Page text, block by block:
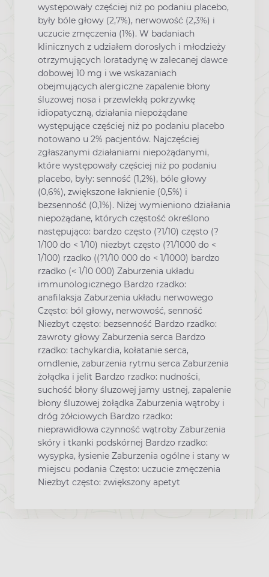
występowały częściej niż po podaniu placebo,
były bóle głowy (2,7%), nerwowość (2,3%) i
uczucie zmęczenia (1%). W badaniach
klinicznych z udziałem dorosłych i młodzieży
otrzymujących loratadynę w zalecanej dawce
dobowej 10 mg i we wskazaniach
obejmujących alergiczne zapalenie błony
śluzowej nosa i przewlekłą pokrzywkę
idiopatyczną, działania niepożądane
występujące częściej niż po podaniu placebo
notowano u 2% pacjentów. Najczęściej
zgłaszanymi działaniami niepożądanymi,
które występowały częściej niż po podaniu
placebo, były: senność (1,2%), bóle głowy
(0,6%), zwiększone łaknienie (0,5%) i
bezsenność (0,1%). Niżej wymieniono działania
niepożądane, których częstość określono
następująco: bardzo często (?1/10) często (?
1/100 do < 1/10) niezbyt często (?1/1000 do <
1/100) rzadko ((?1/10 000 do < 1/1000) bardzo
rzadko (< 1/10 000) Zaburzenia układu
immunologicznego Bardzo rzadko:
anafilaksja Zaburzenia układu nerwowego
Często: ból głowy, nerwowość, senność
Niezbyt często: bezsenność Bardzo rzadko:
zawroty głowy Zaburzenia serca Bardzo
rzadko: tachykardia, kołatanie serca,
omdlenie, zaburzenia rytmu serca Zaburzenia
żołądka i jelit Bardzo rzadko: nudności,
suchość błony śluzowej jamy ustnej, zapalenie
błony śluzowej żołądka Zaburzenia wątroby i
dróg żółciowych Bardzo rzadko:
nieprawidłowa czynność wątroby Zaburzenia
skóry i tkanki podskórnej Bardzo rzadko:
wysypka, łysienie Zaburzenia ogólne i stany w
miejscu podania Często: uczucie zmęczenia
Niezbyt często: zwiększony apetyt